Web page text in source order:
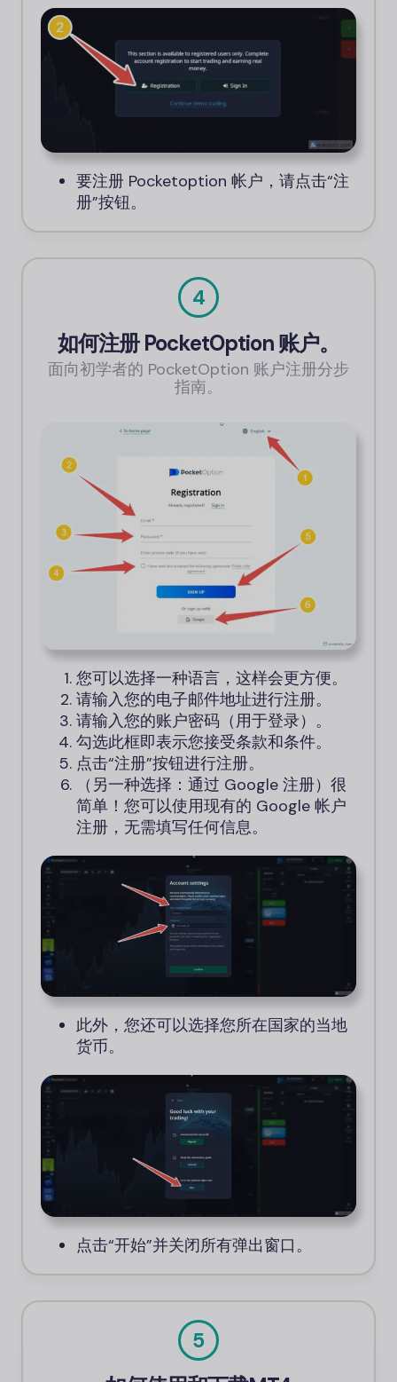
要注册 Pocketoption 帐户，请点击“注
册”按钮。
4
如何注册 PocketOption 账户。
面向初学者的 PocketOption 账户注册分步
指南。
您可以选择一种语言，这样会更方便。
请输入您的电子邮件地址进行注册。
请输入您的账户密码（用于登录）。
勾选此框即表示您接受条款和条件。
点击“注册”按钮进行注册。
（另一种选择：通过 Google 注册）很
简单！您可以使用现有的 Google 帐户
注册，无需填写任何信息。
此外，您还可以选择您所在国家的当地
货币。
点击“开始”并关闭所有弹出窗口。
5